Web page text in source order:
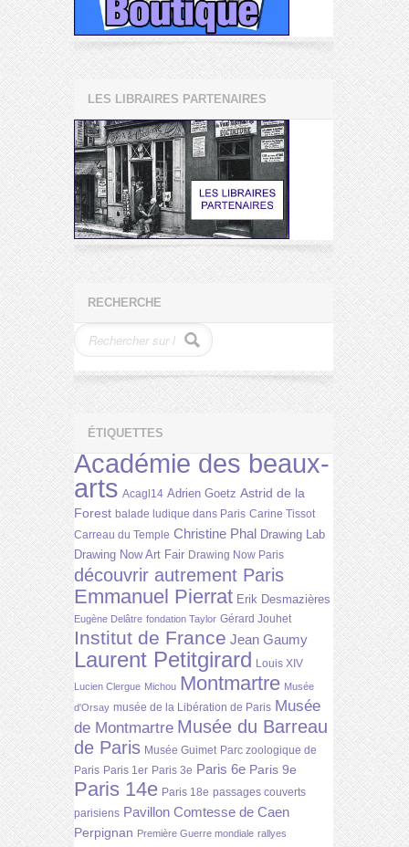
LES LIBRAIRES PARTENAIRES
RECHERCHE
ÉTIQUETTES
Académie des beaux-
arts Acagl14 Adrien Goetz Astrid de la
Forest balade ludique dans Paris Carine Tissot
Carreau du Temple Christine Phal Drawing Lab
Drawing Now Art Fair Drawing Now Paris
découvrir autrement Paris
Emmanuel Pierrat Erik Desmazières
Eugène Delâtre fondation Taylor Gérard Jouhet
Institut de France Jean Gaumy
Laurent Petitgirard Louis XIV
Lucien Clergue Michou Montmartre Musée
d'Orsay musée de la Libération de Paris Musée
de Montmartre Musée du Barreau
de Paris Musée Guimet Parc zoologique de
Paris Paris 1er Paris 3e Paris 6e Paris 9e
Paris 14e Paris 18e passages couverts
parisiens Pavillon Comtesse de Caen
Perpignan Première Guerre mondiale rallyes